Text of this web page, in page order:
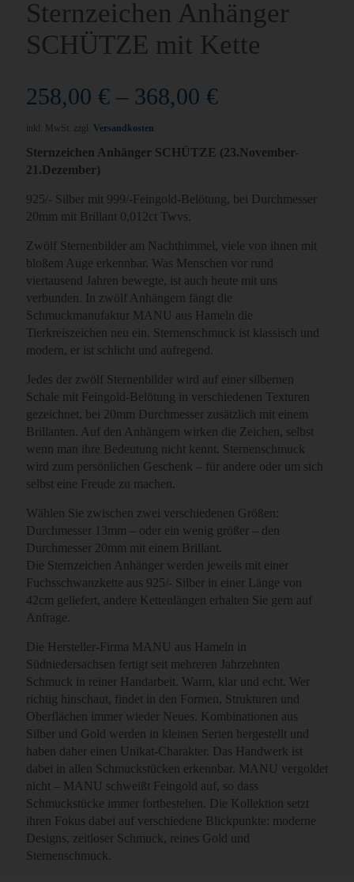
Sternzeichen Anhänger
SCHÜTZE mit Kette
258,00 € – 368,00 €
inkl. MwSt. zzgl. Versandkosten
Sternzeichen Anhänger SCHÜTZE (23.November-
21.Dezember)
925/- Silber mit 999/-Feingold-Belötung, bei Durchmesser
20mm mit Brillant 0,012ct Twvs.
Zwölf Sternenbilder am Nachthimmel, viele von ihnen mit
bloßem Auge erkennbar. Was Menschen vor rund
viertausend Jahren bewegte, ist auch heute mit uns
verbunden. In zwölf Anhängern fängt die
Schmuckmanufaktur MANU aus Hameln die
Tierkreiszeichen neu ein. Sternenschmuck ist klassisch und
modern, er ist schlicht und aufregend.
Jedes der zwölf Sternenbilder wird auf einer silbernen
Schale mit Feingold-Belötung in verschiedenen Texturen
gezeichnet, bei 20mm Durchmesser zusätzlich mit einem
Brillanten. Auf den Anhängern wirken die Zeichen, selbst
wenn man ihre Bedeutung nicht kennt. Sternenschmuck
wird zum persönlichen Geschenk – für andere oder um sich
selbst eine Freude zu machen.
Wählen Sie zwischen zwei verschiedenen Größen:
Durchmesser 13mm – oder ein wenig größer – den
Durchmesser 20mm mit einem Brillant.
Die Sternzeichen Anhänger werden jeweils mit einer
Fuchsschwanzkette aus 925/- Silber in einer Länge von
42cm geliefert, andere Kettenlängen erhalten Sie gern auf
Anfrage.
Die Hersteller-Firma MANU aus Hameln in
Südniedersachsen fertigt seit mehreren Jahrzehnten
Schmuck in reiner Handarbeit. Warm, klar und echt. Wer
richtig hinschaut, findet in den Formen, Strukturen und
Oberflächen immer wieder Neues. Kombinationen aus
Silber und Gold werden in kleinen Serien hergestellt und
haben daher einen Unikat-Charakter. Das Handwerk ist
dabei in allen Schmuckstücken erkennbar. MANU vergoldet
nicht – MANU schweißt Feingold auf, so dass
Schmuckstücke immer fortbestehen. Die Kollektion setzt
ihren Fokus dabei auf verschiedene Blickpunkte: moderne
Designs, zeitloser Schmuck, reines Gold und
Sternenschmuck.